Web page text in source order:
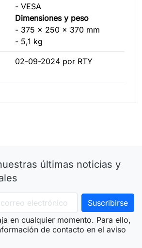
- VESA
Dimensiones y peso
- 375 x 250 x 370 mm
- 5,1 kg
02-09-2024 por RTY
últimas noticias y
en cualquier momento. Para ello,
de contacto en el aviso